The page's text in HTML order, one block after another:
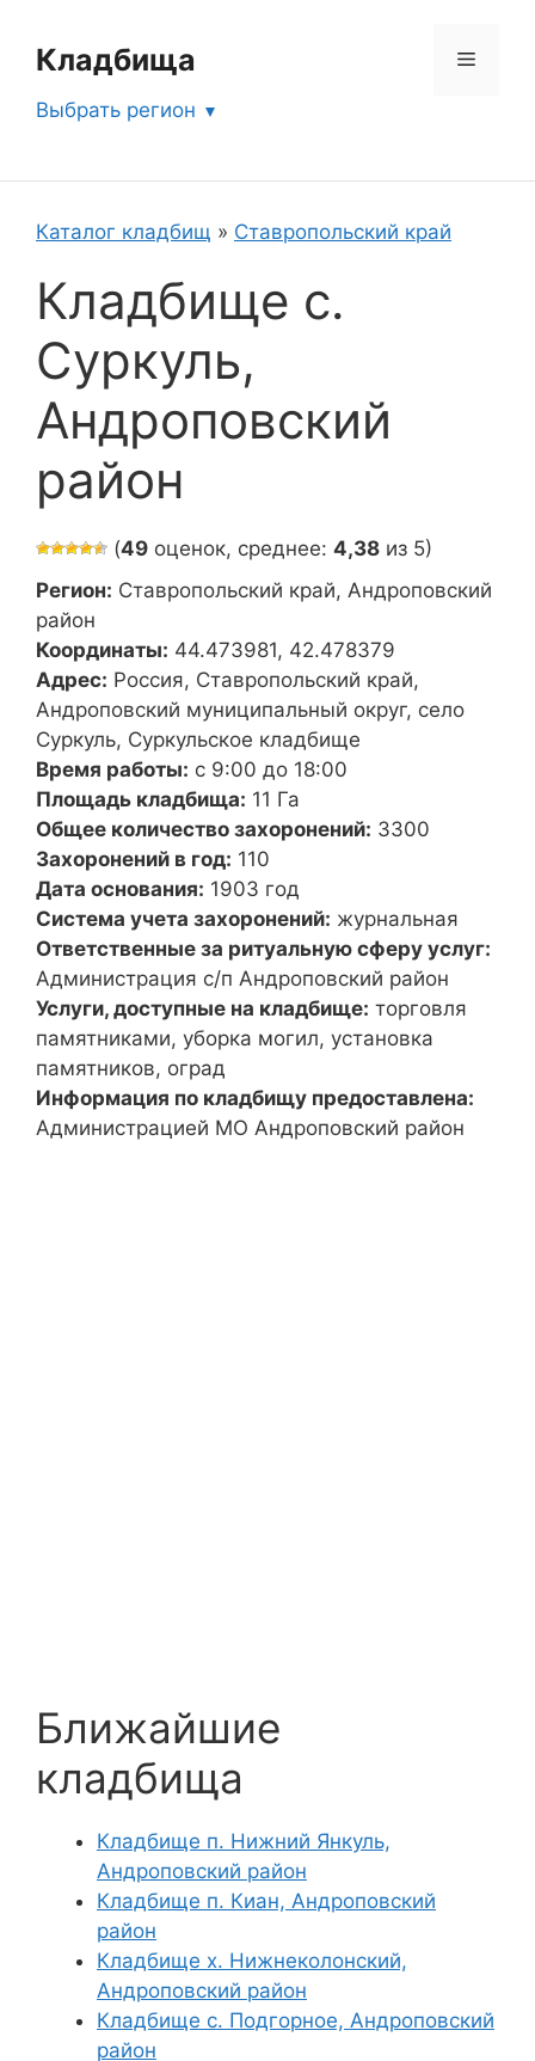
содержимому
Кладбища Меню
Выбрать регион
Каталог кладбищ » Ставропольский край
Кладбище с.
Суркуль,
Андроповский
район
(49 оценок, среднее: 4,38 из 5)
Регион: Ставропольский край, Андроповский
район
Координаты: 44.473981, 42.478379
Адрес: Россия, Ставропольский край,
Андроповский муниципальный округ, село
Суркуль, Суркульское кладбище
Время работы: с 9:00 до 18:00
Площадь кладбища: 11 Га
Общее количество захоронений: 3300
Захоронений в год: 110
Дата основания: 1903 год
Система учета захоронений: журнальная
Ответственные за ритуальную сферу услуг:
Администрация с/п Андроповский район
Услуги, доступные на кладбище: торговля
памятниками, уборка могил, установка
памятников, оград
Информация по кладбищу предоставлена:
Администрацией МО Андроповский район
Ближайшие
кладбища
Кладбище п. Нижний Янкуль,
Андроповский район
Кладбище п. Киан, Андроповский
район
Кладбище х. Нижнеколонский,
Андроповский район
Кладбище с. Подгорное, Андроповский
район